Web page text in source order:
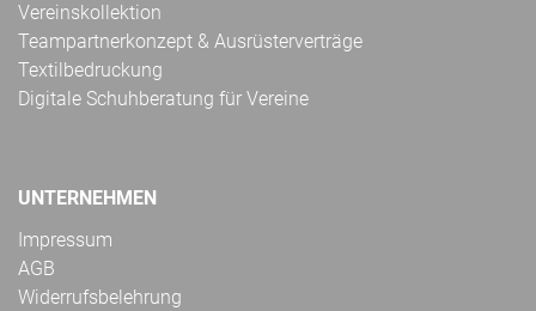
Vereinskollektion
Teampartnerkonzept & Ausrüsterverträge
Textilbedruckung
Digitale Schuhberatung für Vereine
UNTERNEHMEN
Impressum
AGB
Widerrufsbelehrung